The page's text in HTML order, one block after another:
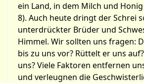
ein Land, in dem Milch und Honig
8). Auch heute dringt der Schrei
unterdrückter Brüder und
Himmel. Wir sollten uns fragen:
bis zu uns vor? Rüttelt er uns
uns? Viele Faktoren entfernen
und verleugnen die